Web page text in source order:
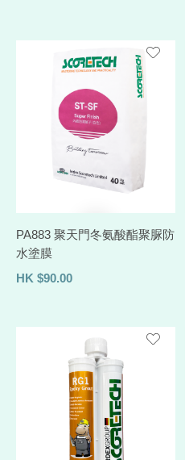
PA883 聚天門冬氨酸酯聚脲防
水塗膜
HK $90.00